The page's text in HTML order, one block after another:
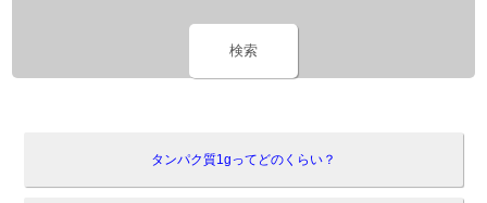
検索
タンパク質1gってどのくらい？